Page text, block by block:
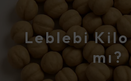
Leblebi Kilo
mı?